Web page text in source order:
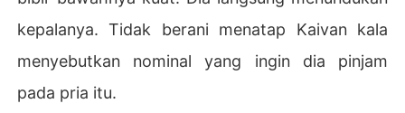
kepalanya. Tidak berani menatap Kaivan kala
menyebutkan nominal yang ingin dia pinjam
pada pria itu.